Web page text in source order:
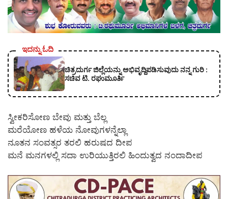
ಇದನ್ನು ಓದಿ
ಚಿತ್ರದುರ್ಗ ಜಿಲ್ಲೆಯನ್ನು ಅಭಿವೃದ್ದಿಪಡಿಸುವುದು ನನ್ನ ಗುರಿ :
ಸಚಿವ ಟಿ. ರಘುಮೂರ್ತಿ
ಸ್ವೀಕರಿಸೋಣ ಬೇವು ಮತ್ತು ಬೆಲ್ಲ
ಮರೆಯೋಣ ಹಳೆಯ ನೋವುಗಳನ್ನೆಲ್ಲಾ
ನೂತನ ಸಂವತ್ಸರ ತರಲಿ ಹರುಷದ ದೀಪ
ಮನೆ ಮನಗಳಲ್ಲಿ ಸದಾ ಉರಿಯುತ್ತಿರಲಿ ಹಿಂದುತ್ವದ ನಂದಾದೀಪ